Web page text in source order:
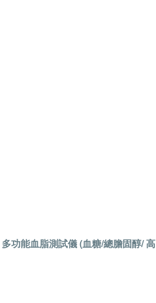
能血脂測試儀 (血糖/總膽固醇/ 高